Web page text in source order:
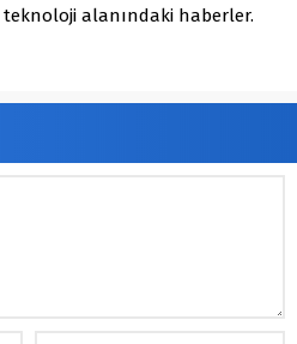
alanındaki haberler.